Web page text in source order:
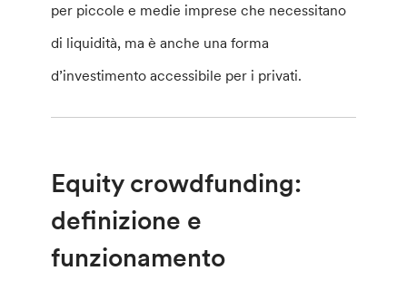
per piccole e medie imprese che necessitano
di liquidità, ma è anche una forma
d’investimento accessibile per i privati.
Equity crowdfunding:
definizione e
funzionamento